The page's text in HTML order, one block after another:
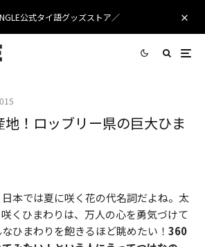
公式タイ語グッズストア／
地！ロッブリー県の巨大ひま
本では夏に咲く花の代名詞だよね。太
くひまわりは、万人の心を勇気づけて
ひまわりを飽きるほど眺めたい！ 360